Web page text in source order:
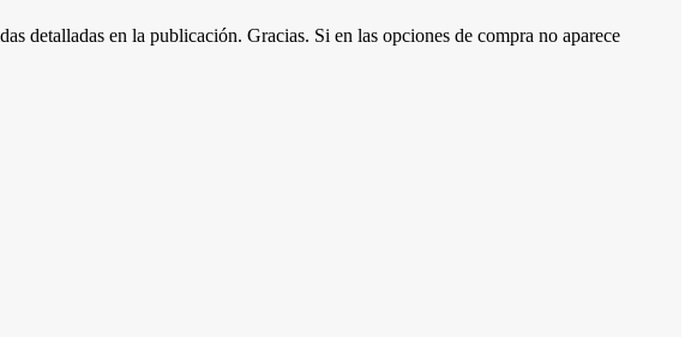
detalladas en la publicación. Gracias. Si en las opciones de compra no aparece